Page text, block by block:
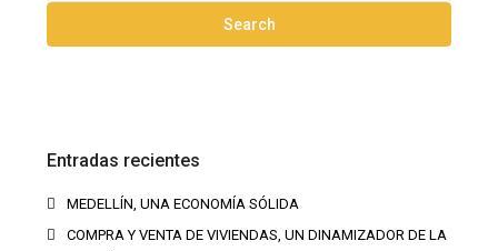
Search
Entradas recientes
MEDELLÍN, UNA ECONOMÍA SÓLIDA
COMPRA Y VENTA DE VIVIENDAS, UN DINAMIZADOR DE LA